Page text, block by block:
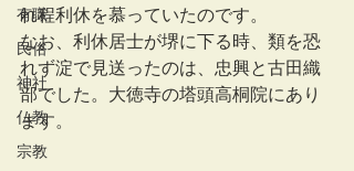
有職
民俗
神社
仏教
宗教
れ程利休を慕っていたのです。
なお、利休居士が堺に下る時、類を恐
れず淀で見送ったのは、忠興と古田織
部でした。大徳寺の塔頭高桐院にあり
ます。